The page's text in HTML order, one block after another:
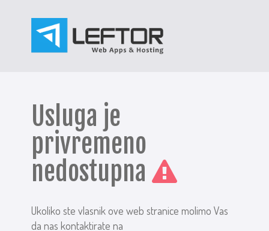
Usluga je
privremeno
nedostupna
Ukoliko ste vlasnik ove web stranice molimo Vas
da nas kontaktirate na